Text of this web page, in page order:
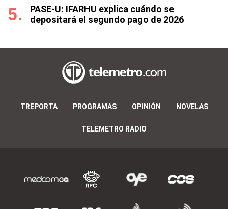
PASE-U: IFARHU explica cuándo se
depositará el segundo pago de 2026
TREPORTA PROGRAMAS OPINIÓN NOVELAS
TELEMETRO RADIO